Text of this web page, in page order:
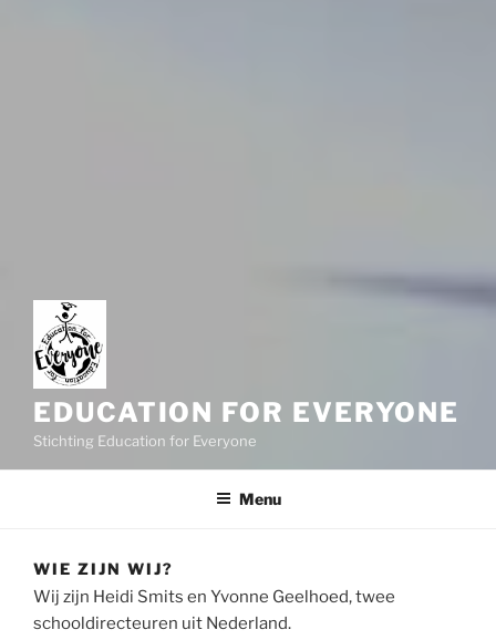
EDUCATION FOR EVERYONE
Stichting Education for Everyone
Menu
WIE ZIJN WIJ?
Wij zijn Heidi Smits en Yvonne Geelhoed, twee
schooldirecteuren uit Nederland.